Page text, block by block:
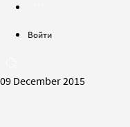
Войти
09 December 2015